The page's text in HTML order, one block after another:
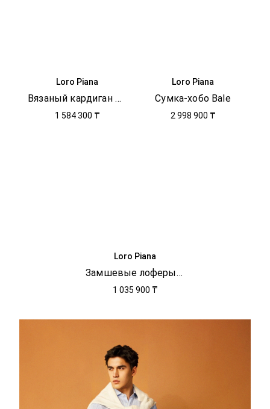
Loro Piana
Вязаный кардиган Walnut
1 584 300 ₸
Loro Piana
Сумка-хобо Bale
2 998 900 ₸
Loro Piana
Замшевые лоферы Serge Tassel Walk
1 035 900 ₸